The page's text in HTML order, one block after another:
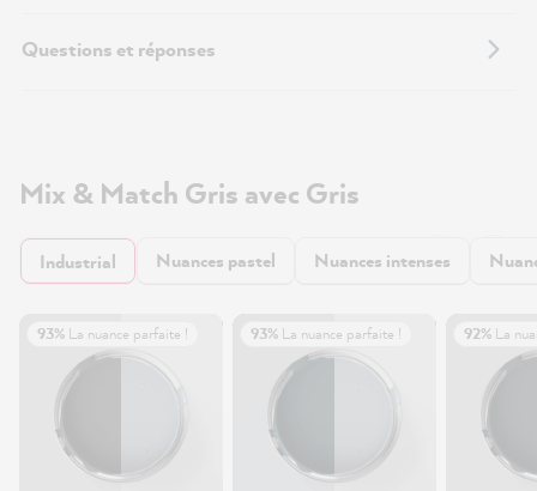
Questions et réponses
Mix & Match Gris avec Gris
Industrial Nuances pastel Nuances intenses
93% La nuance parfaite ! 93% La nuance parfaite ! 92% La